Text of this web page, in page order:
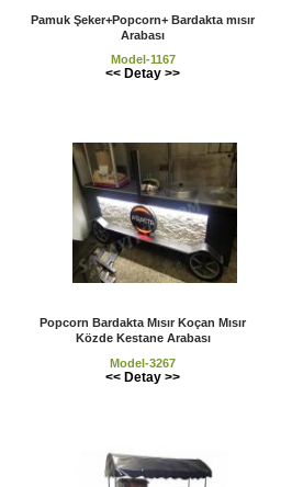
Pamuk Şeker+Popcorn+ Bardakta mısır
Arabası
Model-1167
<< Detay >>
Popcorn Bardakta Mısır Koçan Mısır
Közde Kestane Arabası
Model-3267
<< Detay >>